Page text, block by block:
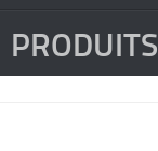
PRODUITS